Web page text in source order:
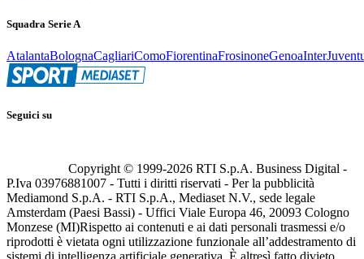
Squadra Serie A
AtalantaBolognaCagliariComoFiorentinaFrosinoneGenoaInter
Seguici su
Copyright © 1999-2026 RTI S.p.A. Business Digital -
P.Iva 03976881007 - Tutti i diritti riservati - Per la pubblicità
Mediamond S.p.A. - RTI S.p.A., Mediaset N.V., sede legale
Amsterdam (Paesi Bassi) - Uffici Viale Europa 46, 20093 Cologno
Monzese (MI)Rispetto ai contenuti e ai dati personali trasmessi e/o
riprodotti è vietata ogni utilizzazione funzionale all’addestramento di
sistemi di intelligenza artificiale generativa. È altresì fatto divieto